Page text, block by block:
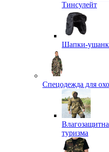
Тинсулейт
Шапки-
Спецодежда для
туризма